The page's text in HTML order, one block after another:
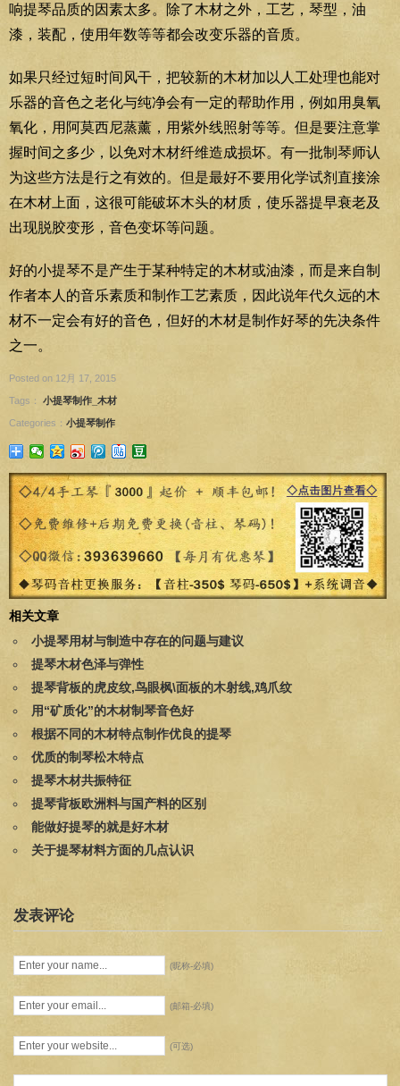
响提琴品质的因素太多。除了木材之外，工艺，琴型，油
漆，装配，使用年数等等都会改变乐器的音质。
如果只经过短时间风干，把较新的木材加以人工处理也能对
乐器的音色之老化与纯净会有一定的帮助作用，例如用臭氧
氧化，用阿莫西尼蒸薰，用紫外线照射等等。但是要注意掌
握时间之多少，以免对木材纤维造成损坏。有一批制琴师认
为这些方法是行之有效的。但是最好不要用化学试剂直接涂
在木材上面，这很可能破坏木头的材质，使乐器提早衰老及
出现脱胶变形，音色变坏等问题。
好的小提琴不是产生于某种特定的木材或油漆，而是来自制
作者本人的音乐素质和制作工艺素质，因此说年代久远的木
材不一定会有好的音色，但好的木材是制作好琴的先决条件
之一。
Posted on 12月 17, 2015
Tags： 小提琴制作_木材
Categories： 小提琴制作
相关文章
小提琴用材与制造中存在的问题与建议
提琴木材色泽与弹性
提琴背板的虎皮纹,鸟眼枫\面板的木射线,鸡爪纹
用“矿质化”的木材制琴音色好
根据不同的木材特点制作优良的提琴
优质的制琴松木特点
提琴木材共振特征
提琴背板欧洲料与国产料的区别
能做好提琴的就是好木材
关于提琴材料方面的几点认识
发表评论
(昵称-必填)
(邮箱-必填)
(可选)